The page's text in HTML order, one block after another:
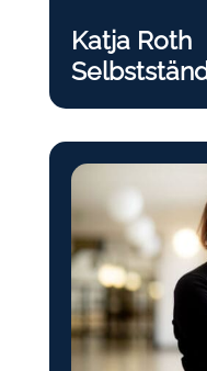
Katja Roth